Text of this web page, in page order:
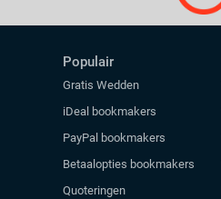
Populair
Gratis Wedden
iDeal bookmakers
PayPal bookmakers
Betaalopties bookmakers
Quoteringen